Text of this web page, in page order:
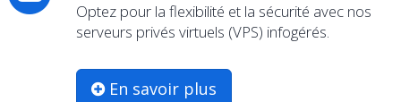
Optez pour la flexibilité et la sécurité avec nos
serveurs privés virtuels (VPS) infogérés.
En savoir plus